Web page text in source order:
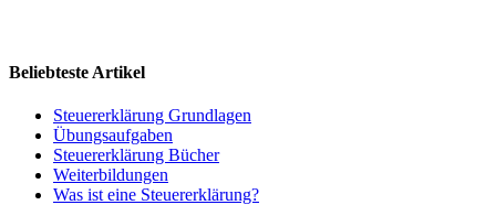
Beliebteste Artikel
Steuererklärung Grundlagen
Übungsaufgaben
Steuererklärung Bücher
Weiterbildungen
Was ist eine Steuererklärung?